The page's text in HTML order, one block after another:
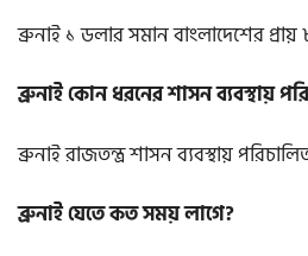
ব্রুনাই ১ ডলার সমান বাংলাদেশের প্রায়
ব্রুনাই কোন ধরনের শাসন ব্যবস্থায়
ব্রুনাই রাজতন্ত্র শাসন ব্যবস্থায়
ব্রুনাই যেতে কত সময় লাগে?